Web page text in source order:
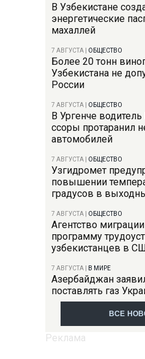
В Узбекистане
энергетические
махаллей
7 АВГУСТА ОБЩЕСТВО
Более 20 тонн
Узбекистана не
России
7 АВГУСТА ОБЩЕСТВО
В Ургенче водитель
ссоры протаранил
автомобилей
7 АВГУСТА ОБЩЕСТВО
Узгидромет
повышении
градусов в
7 АВГУСТА ОБЩЕСТВО
Агентство
программу
узбекистанцев в
7 АВГУСТА В МИРЕ
Азербайджан
поставлять газ
ВСЕ